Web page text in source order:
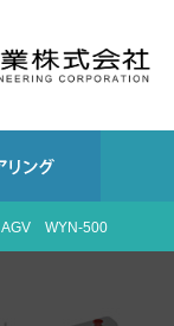
AGV WYN-500